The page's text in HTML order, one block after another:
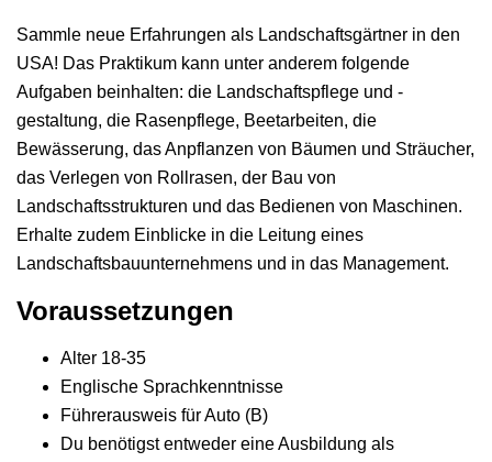
Sammle neue Erfahrungen als Landschaftsgärtner in den
USA! Das Praktikum kann unter anderem folgende
Aufgaben beinhalten: die Landschaftspflege und -
gestaltung, die Rasenpflege, Beetarbeiten, die
Bewässerung, das Anpflanzen von Bäumen und Sträucher,
das Verlegen von Rollrasen, der Bau von
Landschaftsstrukturen und das Bedienen von Maschinen.
Erhalte zudem Einblicke in die Leitung eines
Landschaftsbauunternehmens und in das Management.
Voraussetzungen
Alter 18-35
Englische Sprachkenntnisse
Führerausweis für Auto (B)
Du benötigst entweder eine Ausbildung als